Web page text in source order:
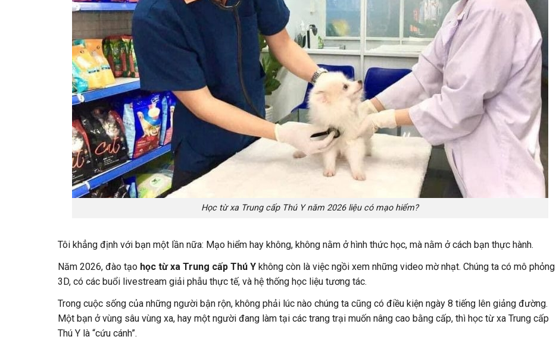
Học từ xa Trung cấp Thú Y năm 2026 liệu có mạo hiểm?
Tôi khẳng định với bạn một lần nữa: Mạo hiểm hay không, không nằm ở hình thức học, mà nằm ở cách bạn thực hành.
Năm 2026, đào tạo học từ xa Trung cấp Thú Y không còn là việc ngồi xem những video mờ nhạt. Chúng ta có mô phỏng
3D, có các buổi livestream giải phẫu thực tế, và hệ thống học liệu tương tác.
Trong cuộc sống của những người bận rộn, không phải lúc nào chúng ta cũng có điều kiện ngày 8 tiếng lên giảng đường.
Một bạn ở vùng sâu vùng xa, hay một người đang làm tại các trang trại muốn nâng cao bằng cấp, thì học từ xa Trung cấp
Thú Y là “cứu cánh”.